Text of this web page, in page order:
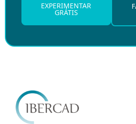
EXPERIMENTAR
GRÁTIS